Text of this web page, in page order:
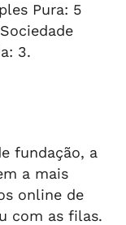
Pura: 5
3.
fundação, a
a mais
online de
com as filas.